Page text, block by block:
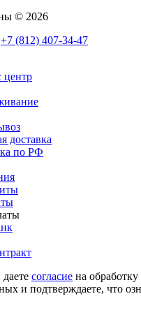
© 2026
+7 (812) 407-34-47
центр
доставка
по РФ
согласие на
и подтверждаете, что